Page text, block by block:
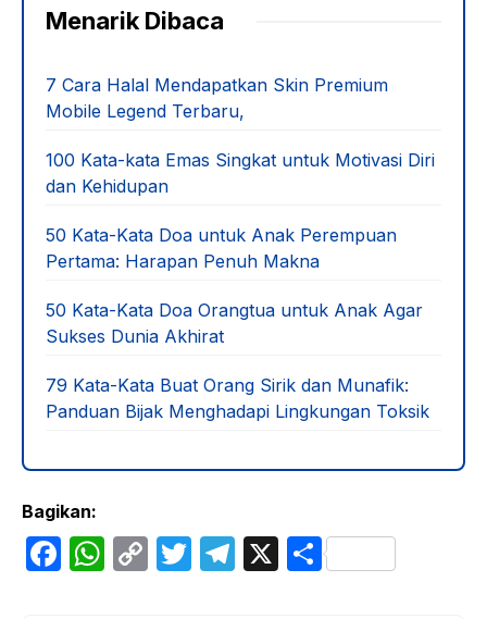
Menarik Dibaca
7 Cara Halal Mendapatkan Skin Premium
Mobile Legend Terbaru,
100 Kata-kata Emas Singkat untuk Motivasi Diri
dan Kehidupan
50 Kata-Kata Doa untuk Anak Perempuan
Pertama: Harapan Penuh Makna
50 Kata-Kata Doa Orangtua untuk Anak Agar
Sukses Dunia Akhirat
79 Kata-Kata Buat Orang Sirik dan Munafik:
Panduan Bijak Menghadapi Lingkungan Toksik
Bagikan:
F
W C
T
T
X S